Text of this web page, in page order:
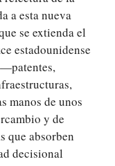
a esta nueva
se extienda el
estadounidense
—patentes,
manos de unos
y de
que absorben
decisional